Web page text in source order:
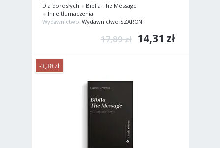
Dla dorosłych
Biblia The Message
Inne tłumaczenia
Wydawnictwo: Wydawnictwo SZARON
17,89 zł 14,31 zł
-3,38 zł